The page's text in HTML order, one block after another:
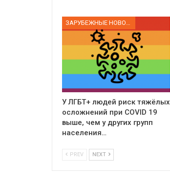
ЗАРУБЕЖНЫЕ НОВОСТИ
У ЛГБТ+ людей риск тяжёлых
осложнений при COVID 19
выше, чем у других групп
населения…
PREV NEXT